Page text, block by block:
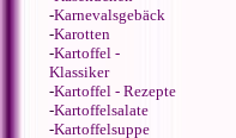
-Karnevalsgebäck
-Karotten
-Kartoffel -
Klassiker
-Kartoffel - Rezepte
-Kartoffelsalate
-Kartoffelsuppe